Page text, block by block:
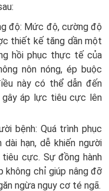
độ: Mức độ, cường độ
thiết kế tăng dần một
hồi phục thực tế của
nôn nóng, ép buộc
này có thể dẫn đến
áp lực tiêu cực lên
bệnh: Quá trình phục
hạn, dễ khiến người
cực. Sự đồng hành
không chỉ giúp nâng đỡ
ngừa nguy cơ té ngã.